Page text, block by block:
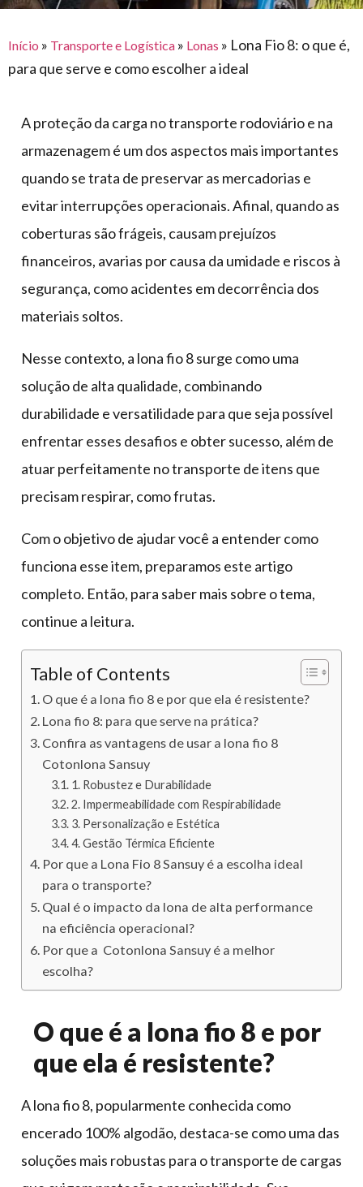
eventos
para
agronegócio
toldos
construção
civil
automotivo
calçados,
epi's
e
lonas
e logística
armazenagem
lonas
de
caminhoneiro
Início » Transporte e Logística » Lonas » Lona Fio 8: o que é,
para que serve e como escolher a ideal
A proteção da carga no transporte rodoviário e na
armazenagem é um dos aspectos mais importantes
quando se trata de preservar as mercadorias e
evitar interrupções operacionais. Afinal, quando as
coberturas são frágeis, causam prejuízos
financeiros, avarias por causa da umidade e riscos à
segurança, como acidentes em decorrência dos
materiais soltos.
Nesse contexto, a lona fio 8 surge como uma
solução de alta qualidade, combinando
durabilidade e versatilidade para que seja possível
enfrentar esses desafios e obter sucesso, além de
atuar perfeitamente no transporte de itens que
precisam respirar, como frutas.
Com o objetivo de ajudar você a entender como
funciona esse item, preparamos este artigo
completo. Então, para saber mais sobre o tema,
continue a leitura.
Table of Contents
O que é a lona fio 8 e por que ela é resistente?
Lona fio 8: para que serve na prática?
Confira as vantagens de usar a lona fio 8
Cotonlona Sansuy
1. Robustez e Durabilidade
2. Impermeabilidade com Respirabilidade
3. Personalização e Estética
4. Gestão Térmica Eficiente
Por que a Lona Fio 8 Sansuy é a escolha ideal
para o transporte?
Qual é o impacto da lona de alta performance
na eficiência operacional?
Por que a Cotonlona Sansuy é a melhor
escolha?
O que é a lona fio 8 e por
que ela é resistente?
A lona fio 8, popularmente conhecida como
encerado 100% algodão, destaca-se como uma das
soluções mais robustas para o transporte de cargas